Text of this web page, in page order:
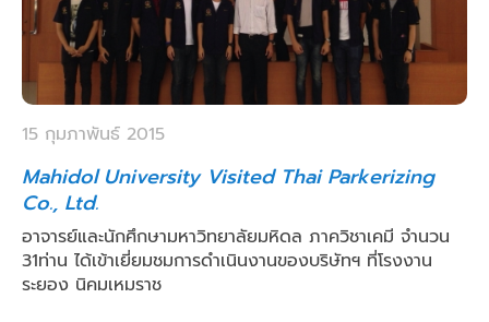
15 กุมภาพันธ์ 2015
Mahidol University Visited Thai Parkerizing
Co., Ltd.
อาจารย์และนักศึกษามหาวิทยาลัยมหิดล ภาควิชาเคมี จำนวน
31ท่าน ได้เข้าเยี่ยมชมการดำเนินงานของบริษัทฯ ที่โรงงาน
ระยอง นิคมเหมราช